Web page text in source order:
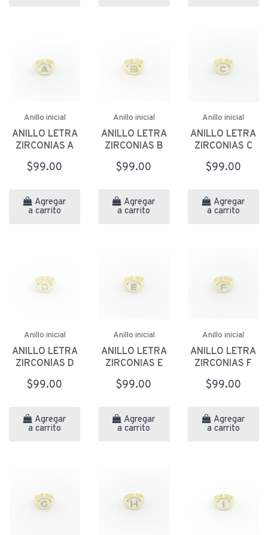
Anillo inicial
ANILLO LETRA
ZIRCONIAS A
$99.00
Agregar
a carrito
Anillo inicial
ANILLO LETRA
ZIRCONIAS B
$99.00
Agregar
a carrito
Anillo inicial
ANILLO LETRA
ZIRCONIAS C
$99.00
Agregar
a carrito
Anillo inicial
ANILLO LETRA
ZIRCONIAS D
$99.00
Agregar
a carrito
Anillo inicial
ANILLO LETRA
ZIRCONIAS E
$99.00
Agregar
a carrito
Anillo inicial
ANILLO LETRA
ZIRCONIAS F
$99.00
Agregar
a carrito